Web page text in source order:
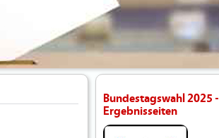
Bundestagswahl 2025 -
Ergebnisseiten